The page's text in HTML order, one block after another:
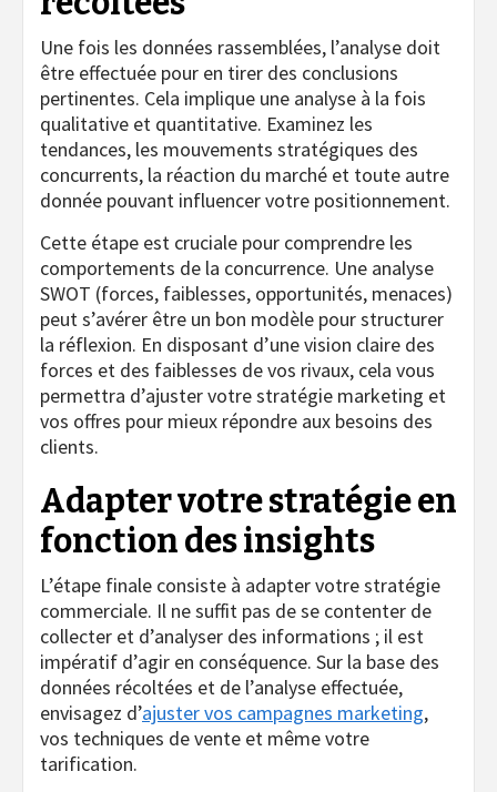
Une fois les données rassemblées, l’analyse doit
être effectuée pour en tirer des conclusions
pertinentes. Cela implique une analyse à la fois
qualitative et quantitative. Examinez les
tendances, les mouvements stratégiques des
concurrents, la réaction du marché et toute autre
donnée pouvant influencer votre positionnement.
Cette étape est cruciale pour comprendre les
comportements de la concurrence. Une analyse
SWOT (forces, faiblesses, opportunités, menaces)
peut s’avérer être un bon modèle pour structurer
la réflexion. En disposant d’une vision claire des
forces et des faiblesses de vos rivaux, cela vous
permettra d’ajuster votre stratégie marketing et
vos offres pour mieux répondre aux besoins des
clients.
Adapter votre stratégie en
fonction des insights
L’étape finale consiste à adapter votre stratégie
commerciale. Il ne suffit pas de se contenter de
collecter et d’analyser des informations ; il est
impératif d’agir en conséquence. Sur la base des
données récoltées et de l’analyse effectuée,
envisagez d’ajuster vos campagnes marketing,
vos techniques de vente et même votre
tarification.